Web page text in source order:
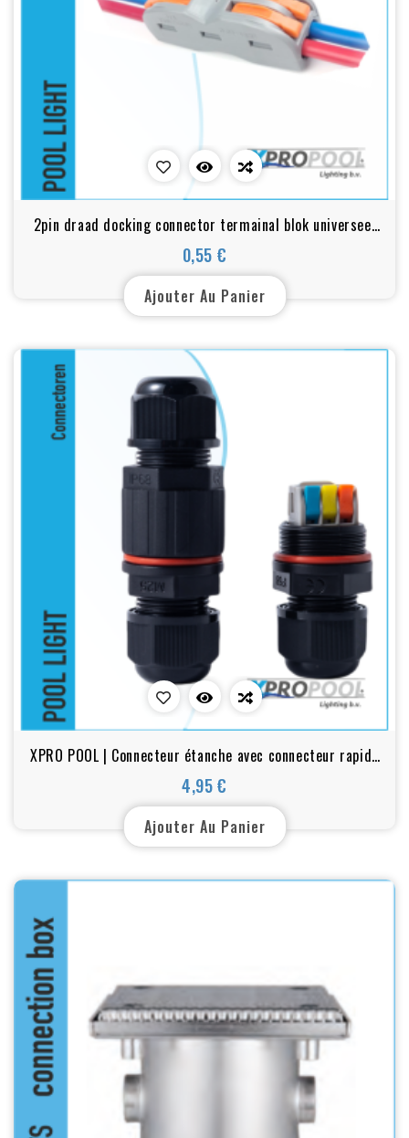
2pin draad docking connector termainal blok universeel
snel klemmenblok
0,55 €
Prix
Ajouter Au Panier
XPRO POOL | Connecteur étanche avec connecteur rapide
à 3 broches IP68
4,95 €
Prix
Ajouter Au Panier